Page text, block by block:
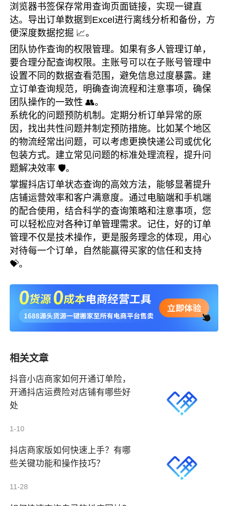
浏览器书签保存常用查询页面链接，实现一键直
达。导出订单数据到Excel进行离线分析和备份，方
便深度数据挖掘 📈。
团队协作查询的权限管理。如果有多人管理订单，
要合理分配查询权限。主账号可以在子账号管理中
设置不同的数据查看范围，避免信息过度暴露。建
立订单查询规范，明确查询流程和注意事项，确保
团队操作的一致性 👥。
系统化的问题预防机制。定期分析订单异常的原
因，找出共性问题并制定预防措施。比如某个地区
的物流经常出问题，可以考虑更换快递公司或优化
包装方式。建立常见问题的标准处理流程，提升问
题解决效率 🛡️。
掌握抖店订单状态查询的高效方法，能够显著提升
店铺运营效率和客户满意度。通过电脑端和手机端
的配合使用，结合科学的查询策略和注意事项，您
可以轻松应对各种订单管理需求。记住，好的订单
管理不仅是技术操作，更是服务理念的体现，用心
对待每一个订单，自然能赢得买家的信任和支持
💝。
相关文章
抖音小店商家如何开通订单险，
开通抖店运费险对店铺有哪些好
处
1-10
抖店商家版如何快速上手？有哪
些关键功能和操作技巧？
11-28